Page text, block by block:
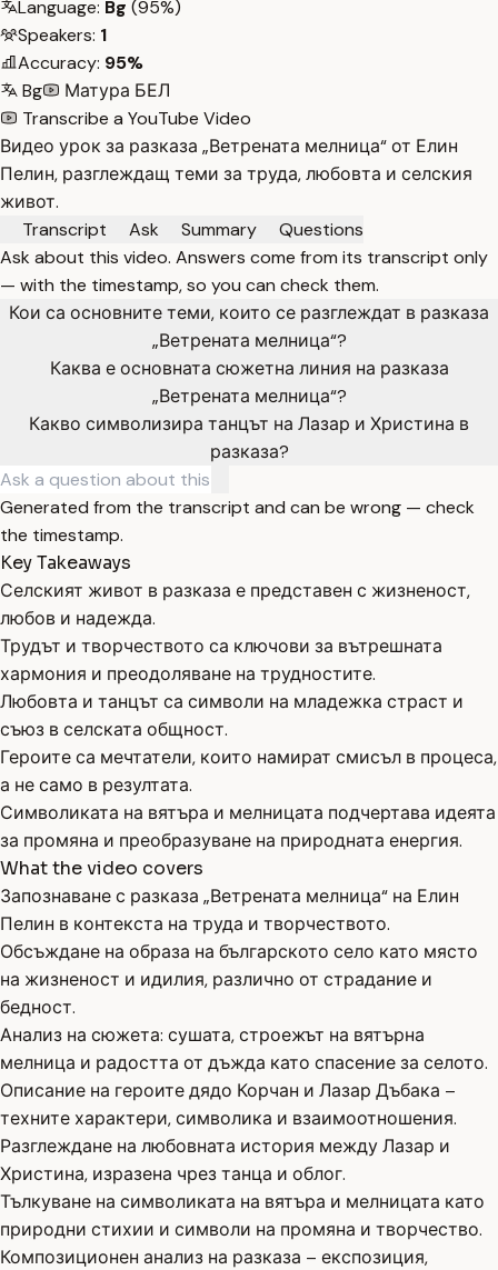
Language: Bg (95%)
Speakers: 1
Accuracy: 95%
Bg
Матура БЕЛ
Transcribe a YouTube Video
Видео урок за разказа „Ветрената мелница“ от Елин
Пелин, разглеждащ теми за труда, любовта и селския
живот.
Transcript
Ask Summary
Questions
Ask about this video. Answers come from its transcript only
— with the timestamp, so you can check them.
Кои са основните теми, които се разглеждат в разказа
„Ветрената мелница“?
Каква е основната сюжетна линия на разказа
„Ветрената мелница“?
Какво символизира танцът на Лазар и Христина в
разказа?
Generated from the transcript and can be wrong — check
the timestamp.
Key Takeaways
Селският живот в разказа е представен с жизненост,
любов и надежда.
Трудът и творчеството са ключови за вътрешната
хармония и преодоляване на трудностите.
Любовта и танцът са символи на младежка страст и
съюз в селската общност.
Героите са мечтатели, които намират смисъл в процеса,
а не само в резултата.
Символиката на вятъра и мелницата подчертава идеята
за промяна и преобразуване на природната енергия.
What the video covers
Запознаване с разказа „Ветрената мелница“ на Елин
Пелин в контекста на труда и творчеството.
Обсъждане на образа на българското село като място
на жизненост и идилия, различно от страдание и
бедност.
Анализ на сюжета: сушата, строежът на вятърна
мелница и радостта от дъжда като спасение за селото.
Описание на героите дядо Корчан и Лазар Дъбака –
техните характери, символика и взаимоотношения.
Разглеждане на любовната история между Лазар и
Христина, изразена чрез танца и облог.
Тълкуване на символиката на вятъра и мелницата като
природни стихии и символи на промяна и творчество.
Композиционен анализ на разказа – експозиция,